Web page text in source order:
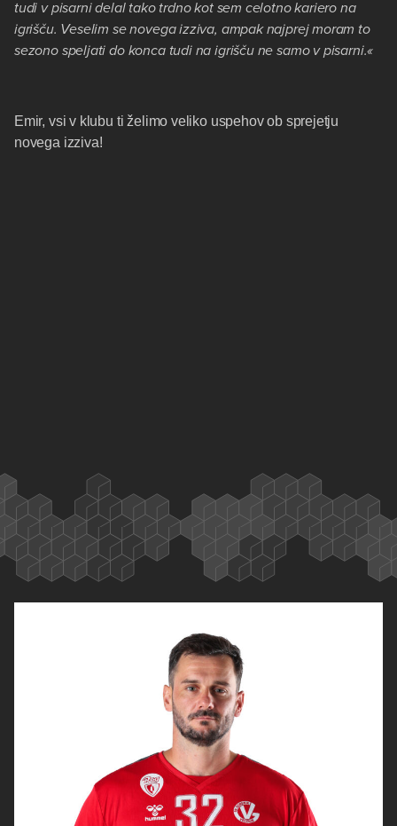
tudi v pisarni delal tako trdno kot sem celotno kariero na
igrišču. Veselim se novega izziva, ampak najprej moram to
sezono speljati do konca tudi na igrišču ne samo v pisarni.«
Emir, vsi v klubu ti želimo veliko uspehov ob sprejetju
novega izziva!